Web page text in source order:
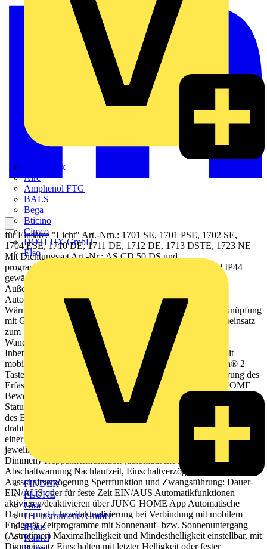
Adaptaflex
Alre
Amphenol FTG
BALS
Bega
Bticino
Cimco
DOTLUX GmbH
Elso
FINDER
FLUKE
Gira
HT Instruments GmbH
iHaus
Kaufel
für Einsätze "Licht" Art.-Nrn.: 1701 SE, 1701 PSE, 1702 SE,
1704 ESE, 1710 DE, 1711 DE, 1712 DE, 1713 DSTE, 1723 NE
Mit Dichtungsset Art.-Nr.: AS CD 50 DS und
programmspezifischen "IP44-Rahmen" ist der Schutzgrad IP44
gewährleistet. IP44-Installation in Innenräumen und im
Außenbereich zulässig Bestimmungsgemäßer Gebrauch
Automatisches Schalten von Beleuchtung, abhängig von
Wärmebewegung und Umgebungshelligkeit Drahtlose Verknüpfung
mit Geräten des JUNG HOME Systems Betrieb mit Systemeinsatz
zum Schalten oder Dimmen oder Nebenstelle 3-Draht
Wandmontage auf Systemeinsatz Produkteigenschaften
Inbetriebnahme und Bedienung über JUNG HOME App mit
mobilem Endgerät (Smartphone oder Tablet) über Bluetooth® 2
Tasten für Dauer-EIN/AUS oder Automatikbetrieb Erweiterung des
Erfassungsbereiches durch Kombination mehrerer JUNG HOME
Bewegungsmelder oder über Nebenstelleneingang Mehrfarbige
Statusanzeige Sperren der lokalen Bedienung Freie Verknüpfung
des Bewegungssensors mit Lastausgang im Systemeinsatz oder
drahtlos mit weiteren JUNG HOME Geräten oder zum Aufrufen
einer Szene Bis zu 16 Zeitprogramme steuern die Funktionen des
jeweiligen Systemeinsatzes (Einschalten, Ausschalten oder
Dimmen) Treppenlichtfunktion (automatische Abschaltung) mit
Abschaltwarnung Nachlaufzeit, Einschaltverzögerung,
Ausschaltverzögerung Sperrfunktion und Zwangsführung: Dauer-
EIN/AUS oder für feste Zeit EIN/AUS Automatikfunktionen
aktivieren/deaktivieren über JUNG HOME App Automatische
Datum- und Uhrzeitaktualisierung bei Verbindung mit mobilem
Endgerät Zeitprogramme mit Sonnenauf- bzw. Sonnenuntergang
(Astrotimer) Maximalhelligkeit und Mindesthelligkeit einstellbar, mit
Dimmeinsatz Einschalten mit letzter Helligkeit oder fester